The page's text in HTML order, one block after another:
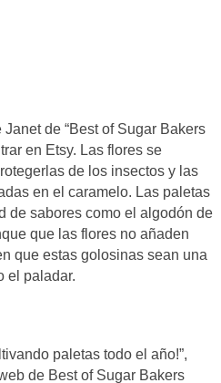
de “Best of Sugar Bakers
en Etsy. Las flores se
de los insectos y las
en el caramelo. Las paletas
de sabores como el algodón de
que las flores no añaden
que estas golosinas sean una
el paladar.
paletas todo el año!”,
de Best of Sugar Bakers